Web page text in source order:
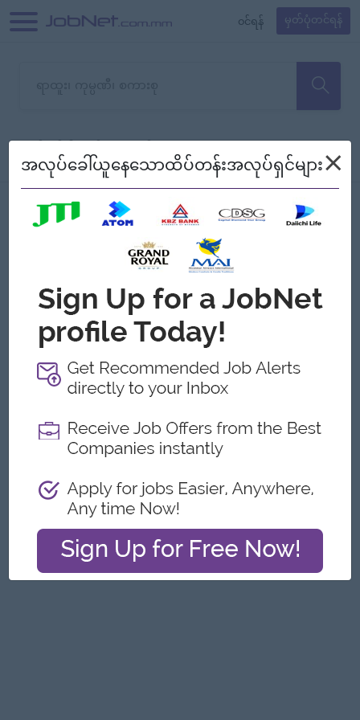
၀င်ရန် မှတ်ပုံတင်ရန်
သော အလုပ်မရှိသေးပါ။
စစ်ရန် စဉ်၍ကြည့်မည်
အလုပ်ခေါ်ယူနေသောထိပ်တန်းအလုပ်ရှင်များ×